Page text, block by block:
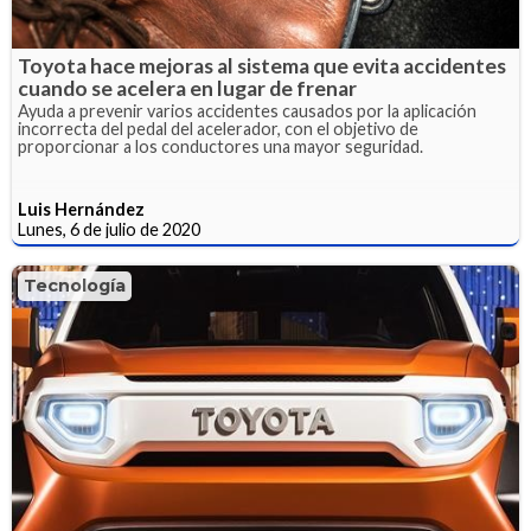
Toyota hace mejoras al sistema que evita accidentes
cuando se acelera en lugar de frenar
Ayuda a prevenir varios accidentes causados ​​por la aplicación
incorrecta del pedal del acelerador, con el objetivo de
proporcionar a los conductores una mayor seguridad.
Luis Hernández
Lunes, 6 de julio de 2020
Tecnología